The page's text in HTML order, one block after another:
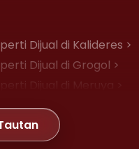
Dijual di Kalideres >
Dijual di Grogol >
Dijual di Meruya >
Dijual di Joglo >